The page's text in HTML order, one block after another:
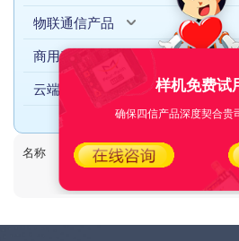
物联通信产品
商用产品
云端产品
名称 日期
样机免费试
确保四信产品深度契合贵